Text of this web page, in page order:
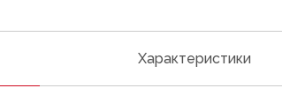
Характеристики